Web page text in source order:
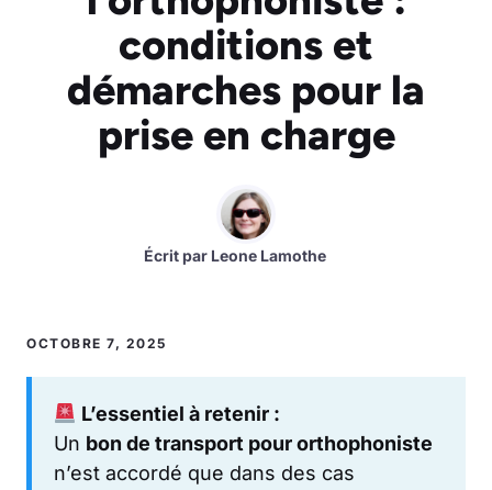
conditions et
démarches pour la
prise en charge
Écrit par Leone Lamothe
OCTOBRE 7, 2025
L’essentiel à retenir :
Un bon de transport pour orthophoniste
n’est accordé que dans des cas